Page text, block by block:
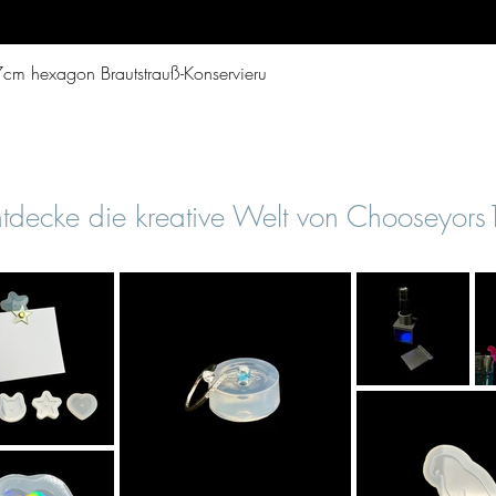
Vista rapida
hexagon Brautstrauß-Konservieru
die kreative Welt von